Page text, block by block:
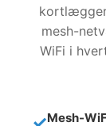
mesh-
WiFi i
Mesh-